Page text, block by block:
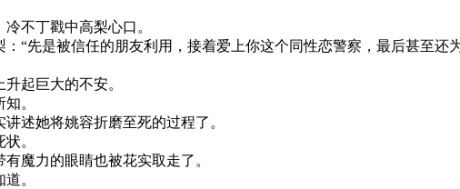
不丁戳中高梨心口。
先是被信任的朋友利用，接着爱上你这个同性恋警察，最后甚至还
起巨大的不安。
。
她将姚容折磨至死的过程了。
。
魔力的眼睛也被花实取走了。
。